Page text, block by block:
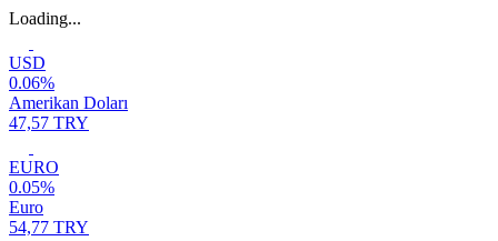
Loading...
USD
0.06%
Amerikan Doları
47,57 TRY
EURO
0.05%
Euro
54,77 TRY